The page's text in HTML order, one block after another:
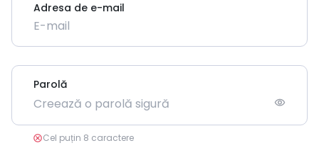
Adresa de e-mail
Parolă
visibility
cancelCel puțin 8 caractere